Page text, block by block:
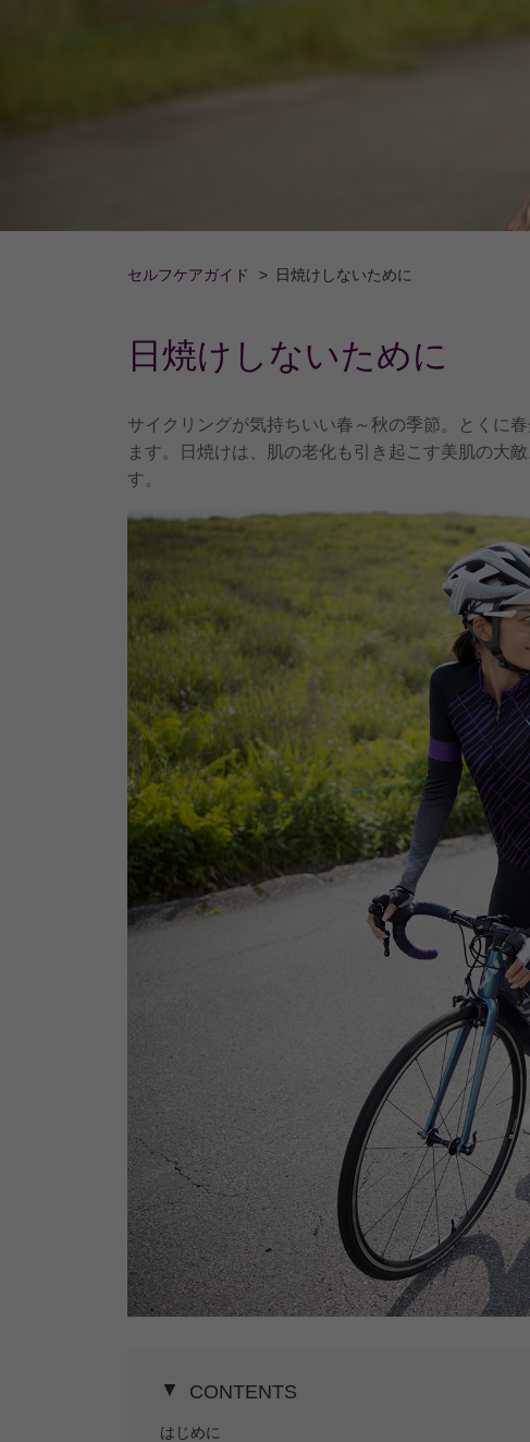
セルフケアガイド 日焼けしないために
日焼けしないために
サイクリングが気持ちいい春～秋の季節。とくに
ます。日焼けは、肌の老化も引き起こす美肌の大
す。
CONTENTS
はじめに